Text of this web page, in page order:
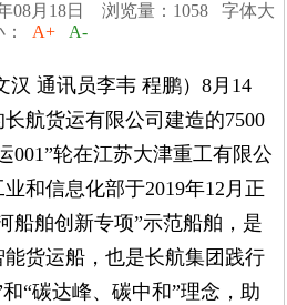
08月18日 浏览量：1058 字体大
A+ A-
汉 通讯员李韦 程鹏）8月14
航货运有限公司建造的7500
001”轮在江苏大津重工有限公
和信息化部于2019年12月正
船舶创新专项”示范船舶，是
货运船，也是长航集团践行
“碳达峰、碳中和”理念，助